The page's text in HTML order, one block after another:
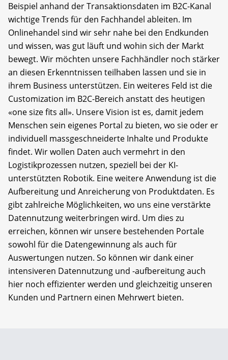
Beispiel anhand der Transaktionsdaten im B2C-Kanal
wichtige Trends für den Fachhandel ableiten. Im
Onlinehandel sind wir sehr nahe bei den Endkunden
und wissen, was gut läuft und wohin sich der Markt
bewegt. Wir möchten unsere Fachhändler noch stärker
an diesen Erkenntnissen teilhaben lassen und sie in
ihrem Business unterstützen. Ein weiteres Feld ist die
Customization im B2C-Bereich anstatt des heutigen
«one size fits all». Unsere Vision ist es, damit jedem
Menschen sein eigenes Portal zu bieten, wo sie oder er
individuell massgeschneiderte Inhalte und Produkte
findet. Wir wollen Daten auch vermehrt in den
Logistikprozessen nutzen, speziell bei der KI-
unterstützten Robotik. Eine weitere Anwendung ist die
Aufbereitung und Anreicherung von Produktdaten. Es
gibt zahlreiche Möglichkeiten, wo uns eine verstärkte
Datennutzung weiterbringen wird. Um dies zu
erreichen, können wir unsere bestehenden Portale
sowohl für die Datengewinnung als auch für
Auswertungen nutzen. So können wir dank einer
intensiveren Datennutzung und -aufbereitung auch
hier noch effizienter werden und gleichzeitig unseren
Kunden und Partnern einen Mehrwert bieten.